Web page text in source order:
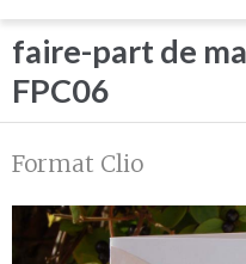
faire-part de
FPC06
Format Clio